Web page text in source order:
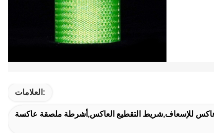
العلامات:
عاكس للإسعاف,شريط التقطيع العاكس,أشرطة ملصقة عاكسة